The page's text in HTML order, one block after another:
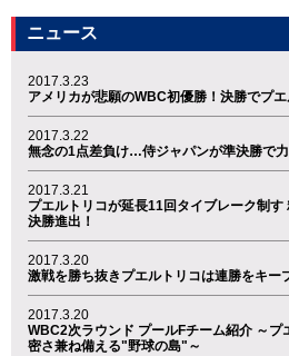
ニュース
2017.3.23
アメリカが悲願のWBC初優勝！決勝でプ
2017.3.22
無念の1点差負け…侍ジャパンが準決勝で
2017.3.21
プエルトリコが延長11回タイブレーク制
決勝進出！
2017.3.20
激戦を勝ち抜きプエルトリコは連勝をキー
2017.3.20
WBC2次ラウンド プールFチーム紹介 ～プ
密さ兼ね備える"野球の島"～